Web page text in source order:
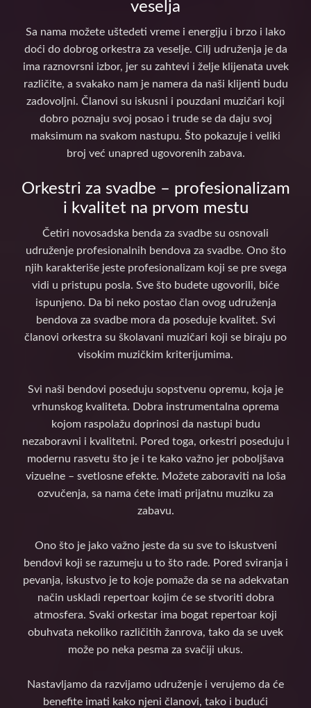
veselja
Sa nama možete uštedeti vreme i energiju i brzo i lako
doći do dobrog orkestra za veselje. Cilj udruženja je da
ima raznovrsni izbor, jer su zahtevi i želje klijenata uvek
različite, a svakako nam je namera da naši klijenti budu
zadovoljni. Članovi su iskusni i pouzdani muzičari koji
dobro poznaju svoj posao i trude se da daju svoj
maksimum na svakom nastupu. Što pokazuje i veliki
broj već unapred ugovorenih zabava.
Orkestri za svadbe – profesionalizam
i kvalitet na prvom mestu
Četiri novosadska benda za svadbe su osnovali
udruženje profesionalnih bendova za svadbe. Ono što
njih karakteriše jeste profesionalizam koji se pre svega
vidi u pristupu posla. Sve što budete ugovorili, biće
ispunjeno. Da bi neko postao član ovog udruženja
bendova za svadbe mora da poseduje kvalitet. Svi
članovi orkestra su školavani muzičari koji se biraju po
visokim muzičkim kriterijumima.
Svi naši bendovi poseduju sopstvenu opremu, koja je
vrhunskog kvaliteta. Dobra instrumentalna oprema
kojom raspolažu doprinosi da nastupi budu
nezaboravni i kvalitetni. Pored toga, orkestri poseduju i
modernu rasvetu što je i te kako važno jer poboljšava
vizuelne – svetlosne efekte. Možete zaboraviti na loša
ozvučenja, sa nama ćete imati prijatnu muziku za
zabavu.
Ono što je jako važno jeste da su sve to iskustveni
bendovi koji se razumeju u to što rade. Pored sviranja i
pevanja, iskustvo je to koje pomaže da se na adekvatan
način uskladi repertoar kojim će se stvoriti dobra
atmosfera. Svaki orkestar ima bogat repertoar koji
obuhvata nekoliko različitih žanrova, tako da se uvek
može po neka pesma za svačiji ukus.
Nastavljamo da razvijamo udruženje i verujemo da će
benefite imati kako njeni članovi, tako i budući